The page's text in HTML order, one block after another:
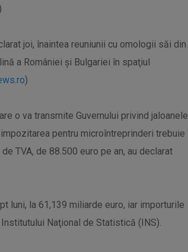
joi, înaintea reuniunii cu omologii săi din
a României şi Bulgariei în spaţiul
)
o va transmite Guvernului privind jaloanele
pentru microîntreprinderi trebuie
TVA, de 88.500 euro pe an, au declarat
luni, la 61,139 miliarde euro, iar importurile
Naţional de Statistică (INS).